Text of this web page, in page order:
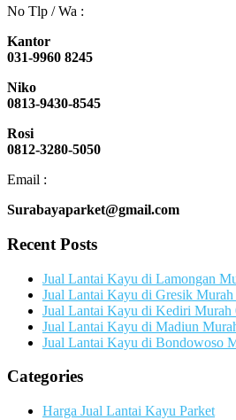
No Tlp / Wa :
Kantor
031-9960 8245
Niko
0813-9430-8545
Rosi
0812-3280-5050
Email :
Surabayaparket@gmail.com
Recent Posts
Jual Lantai Kayu di Lamongan
Jual Lantai Kayu di Gresik
Jual Lantai Kayu di Kediri Murah
Jual Lantai Kayu di Madiun
Jual Lantai Kayu di Bondowoso
Categories
Harga Jual Lantai Kayu Parket